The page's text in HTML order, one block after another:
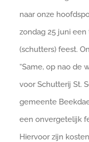
naar onze
zondag 25 juni
(schutters) feest.
“Same, op nao de
voor Schutterij St.
gemeente
een onvergetelijk
Hiervoor zijn